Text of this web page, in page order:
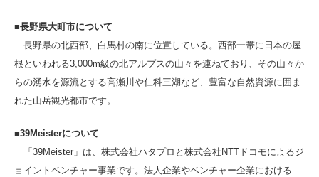
■長野県大町市について
長野県の北西部、白馬村の南に位置している。西部一帯に日本の屋
根といわれる3,000m級の北アルプスの山々を連ねており、その山々か
らの湧水を源流とする高瀬川や仁科三湖など、豊富な自然資源に囲ま
れた山岳観光都市です。
■39Meisterについて
「39Meister」は、株式会社ハタプロと株式会社NTTドコモによるジ
ョイントベンチャー事業です。法人企業やベンチャー企業における